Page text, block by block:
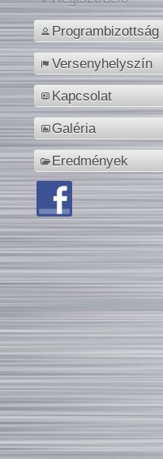
Programbizottság
Versenyhelyszín
Kapcsolat
Galéria
Eredmények